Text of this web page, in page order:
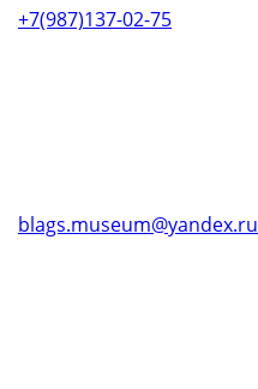
+7(987)137-02-75
blags.museum@yandex.ru